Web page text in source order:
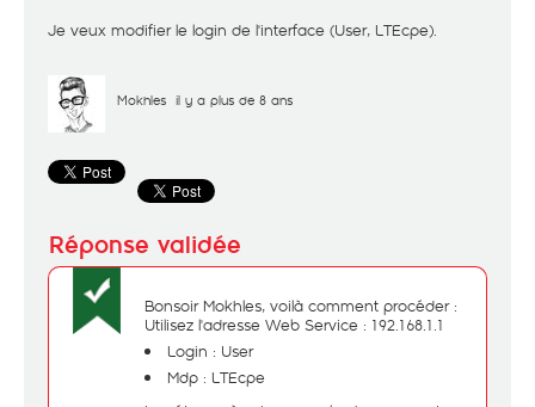
Je veux modifier le login de l'interface (User, LTEcpe).
Mokhles il y a plus de 8 ans
Bonsoir Mokhles, voilà comment procéder :
Utilisez l'adresse Web Service : 192.168.1.1
Login : User
Mdp : LTEcpe